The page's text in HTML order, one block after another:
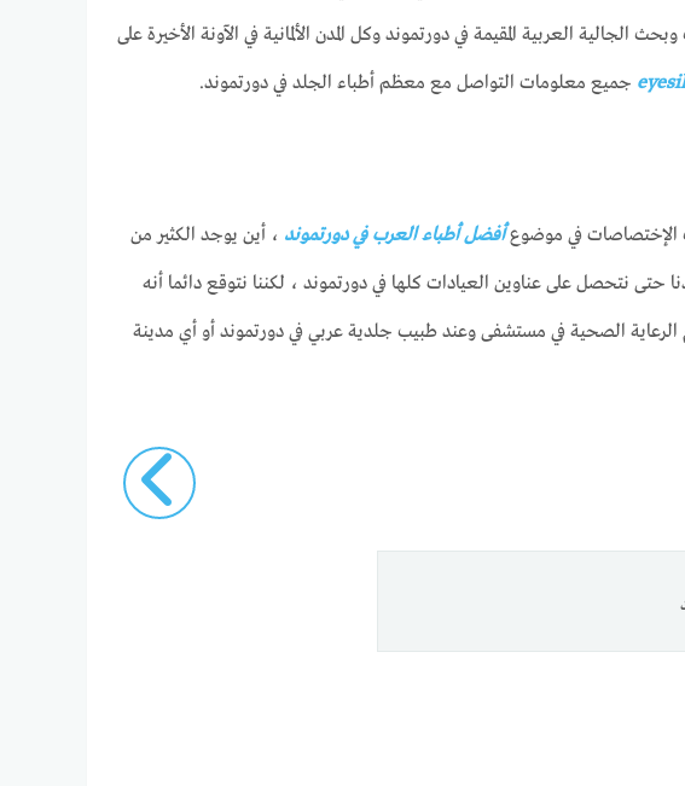
العربية المقيمة في دورتموند وكل المدن الألمانية في الآونة الأخيرة على
جميع معلومات التواصل مع معظم أطباء الجلد في دورتموند.
الإختصاصات في موضوعأفضل أطباء العرب في دورتموند ، أين يوجد الكثير من
نتحصل على عناوين العيادات كلها في دورتموند ، لكننا نتوقع دائما أنه
الرعاية الصحية في مستشفى وعند طبيب جلدية عربي في دورتموند أو أي مدينة